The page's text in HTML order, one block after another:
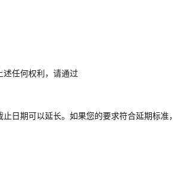
任何权利，请通过
日期可以延长。如果您的要求符合延期标准，